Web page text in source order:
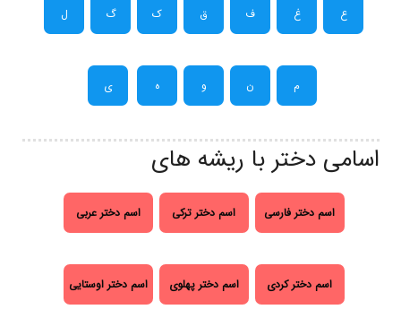
ع غ ف ق ک گ ل
م ن و ه ی
اسامی دختر با ریشه های
اسم دختر فارسی اسم دختر ترکی اسم دختر عربی
اسم دختر کردی اسم دختر پهلوی اسم دختر اوستایی